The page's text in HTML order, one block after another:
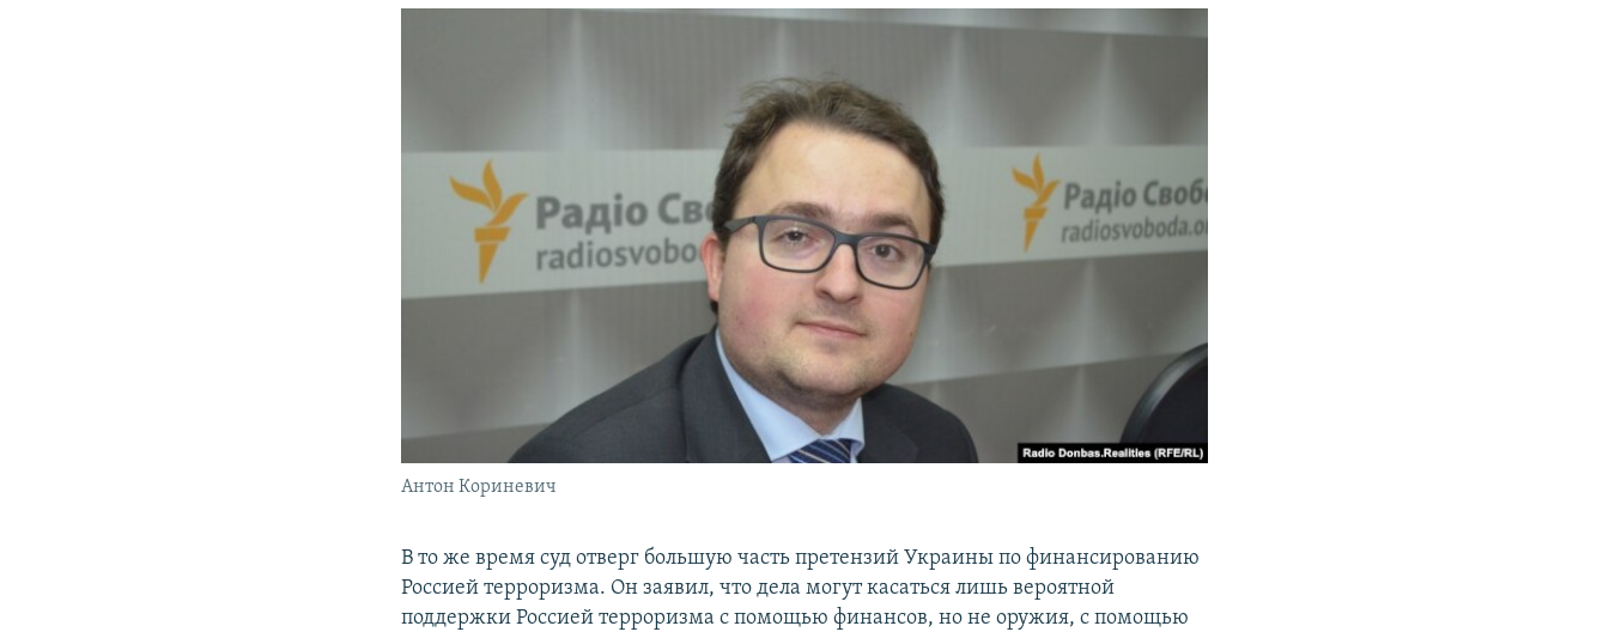
Антон Кориневич
В то же время суд отверг большую часть претензий Украины по финансированию
Россией терроризма. Он заявил, что дела могут касаться лишь вероятной
поддержки Россией терроризма с помощью финансов, но не оружия, с помощью